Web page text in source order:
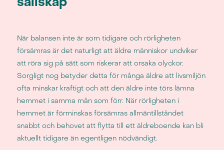
När balansen inte är som tidigare och rörligheten
försämras är det naturligt att äldre människor undviker
att röra sig på sätt som riskerar att orsaka olyckor.
Sorgligt nog betyder detta för många äldre att livsmiljön
ofta minskar kraftigt och att den äldre inte törs lämna
hemmet i samma mån som förr. När rörligheten i
hemmet är förminskas försämras allmäntillståndet
snabbt och behovet att flytta till ett äldreboende kan bli
aktuellt tidigare än egentligen nödvändigt.